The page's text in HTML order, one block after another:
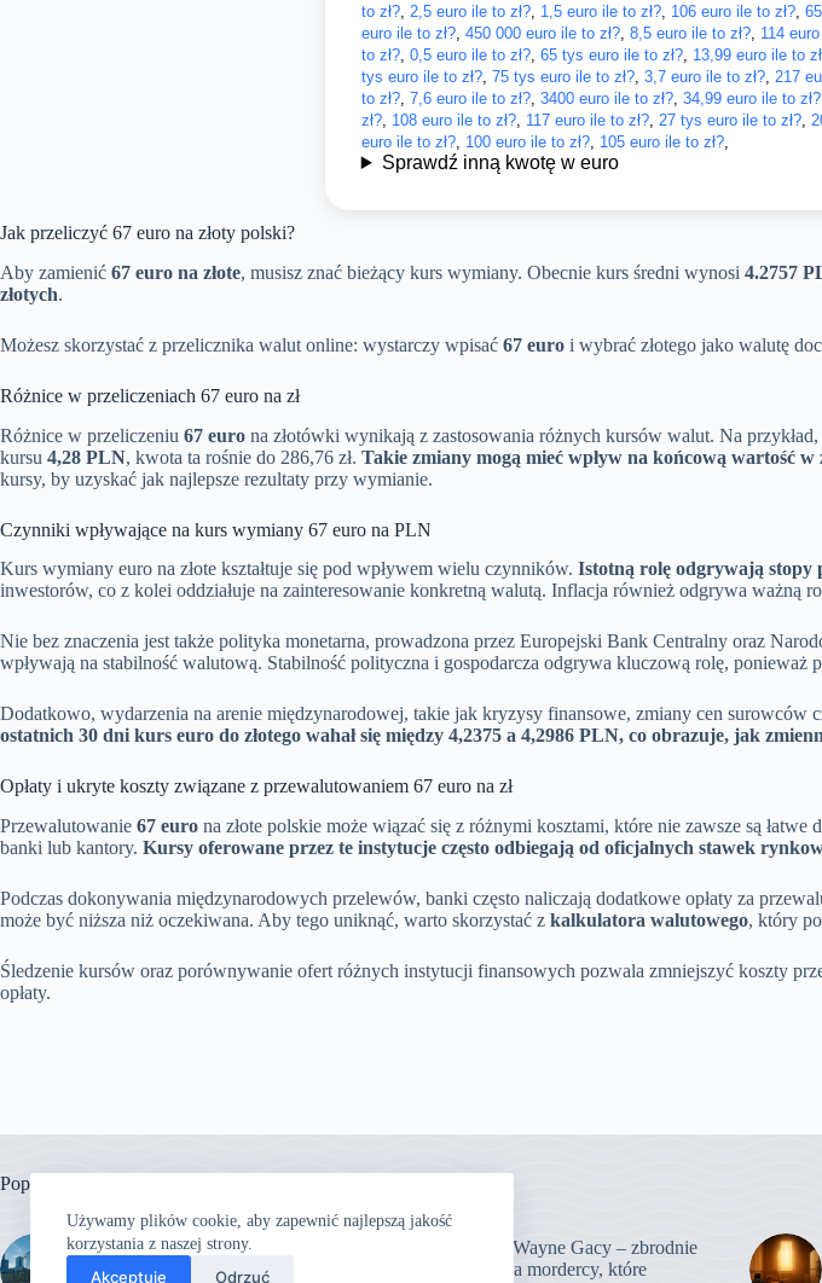
Używamy plików cookie, aby zapewnić najlepszą jakość
korzystania z naszej strony.
Akceptuję Odrzuć
to zł?, 2,5 euro ile to zł?, 1,5 euro ile to zł?, 106 euro ile to zł?,
euro ile to zł?, 450 000 euro ile to zł?, 8,5 euro ile to zł?, 114
to zł?, 0,5 euro ile to zł?, 65 tys euro ile to zł?, 13,99 euro ile to
tys euro ile to zł?, 75 tys euro ile to zł?, 3,7 euro ile to zł?, 217
to zł?, 7,6 euro ile to zł?, 3400 euro ile to zł?, 34,99 euro ile to zł?,
zł?, 108 euro ile to zł?, 117 euro ile to zł?, 27 tys euro ile to zł?,
euro ile to zł?, 100 euro ile to zł?, 105 euro ile to zł?,
Sprawdź inną kwotę w euro
Jak przeliczyć 67 euro na złoty polski?
Aby zamienić 67 euro na złote, musisz znać bieżący kurs wymiany. Obecnie kurs średni wynosi 4.2757
złotych.
Możesz skorzystać z przelicznika walut online: wystarczy wpisać 67 euro i wybrać złotego jako walutę
Różnice w przeliczeniach 67 euro na zł
Różnice w przeliczeniu 67 euro na złotówki wynikają z zastosowania różnych kursów walut. Na
kursu 4,28 PLN, kwota ta rośnie do 286,76 zł. Takie zmiany mogą mieć wpływ na końcową wartość
kursy, by uzyskać jak najlepsze rezultaty przy wymianie.
Czynniki wpływające na kurs wymiany 67 euro na PLN
Kurs wymiany euro na złote kształtuje się pod wpływem wielu czynników. Istotną rolę odgrywają stopy
inwestorów, co z kolei oddziałuje na zainteresowanie konkretną walutą. Inflacja również odgrywa ważną
Nie bez znaczenia jest także polityka monetarna, prowadzona przez Europejski Bank Centralny oraz
wpływają na stabilność walutową. Stabilność polityczna i gospodarcza odgrywa kluczową rolę,
Dodatkowo, wydarzenia na arenie międzynarodowej, takie jak kryzysy finansowe, zmiany cen surowców
ostatnich 30 dni kurs euro do złotego wahał się między 4,2375 a 4,2986 PLN, co obrazuje, jak
Opłaty i ukryte koszty związane z przewalutowaniem 67 euro na zł
Przewalutowanie 67 euro na złote polskie może wiązać się z różnymi kosztami, które nie zawsze są
banki lub kantory. Kursy oferowane przez te instytucje często odbiegają od oficjalnych stawek
Podczas dokonywania międzynarodowych przelewów, banki często naliczają dodatkowe opłaty za
może być niższa niż oczekiwana. Aby tego uniknąć, warto skorzystać z kalkulatora walutowego, który
Śledzenie kursów oraz porównywanie ofert różnych instytucji finansowych pozwala zmniejszyć koszty
opłaty.
Popularne
200 tys euro ile to zł?
John Wayne Gacy – zbrodnie
klauna mordercy, które